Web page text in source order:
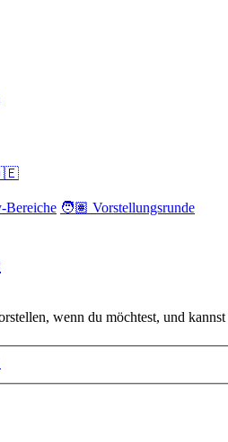
🧑🏽 Vorstellungsrunde
wenn du möchtest, und